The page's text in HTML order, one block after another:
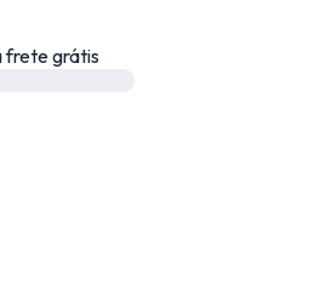
frete grátis